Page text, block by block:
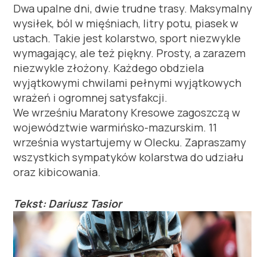
Dwa upalne dni, dwie trudne trasy. Maksymalny
wysiłek, ból w mięśniach, litry potu, piasek w
ustach. Takie jest kolarstwo, sport niezwykle
wymagający, ale też piękny. Prosty, a zarazem
niezwykle złożony. Każdego obdziela
wyjątkowymi chwilami pełnymi wyjątkowych
wrażeń i ogromnej satysfakcji.
We wrześniu Maratony Kresowe zagoszczą w
województwie warmińsko-mazurskim. 11
września wystartujemy w Olecku. Zapraszamy
wszystkich sympatyków kolarstwa do udziału
oraz kibicowania.
Tekst: Dariusz Tasior